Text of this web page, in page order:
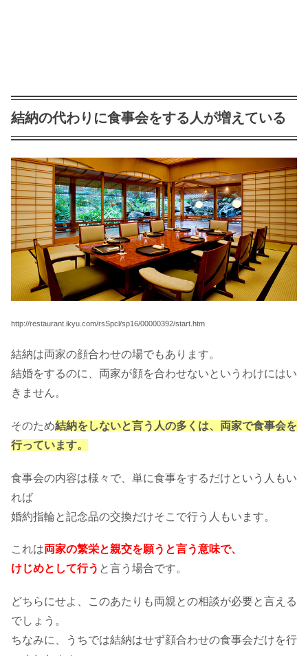
結納の代わりに食事会をする人が増えている
http://restaurant.ikyu.com/rsSpcl/sp16/00000392/start.htm
結納は両家の顔合わせの場でもあります。
結婚をするのに、両家が顔を合わせないというわけにはい
きません。
そのため結納をしないと言う人の多くは、両家で食事会を
行っています。
食事会の内容は様々で、単に食事をするだけという人もい
れば
婚約指輪と記念品の交換だけそこで行う人もいます。
これは両家の繁栄と親交を願うと言う意味で、
けじめとして行う と言う場合です。
どちらにせよ、このあたりも両親との相談が必要と言える
でしょう。
ちなみに、うちでは結納はせず顔合わせの食事会だけを行